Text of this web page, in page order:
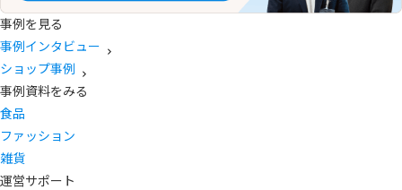
事例を見る
事例インタビュー
ショップ事例
事例資料をみる
食品
ファッション
雑貨
運営サポート